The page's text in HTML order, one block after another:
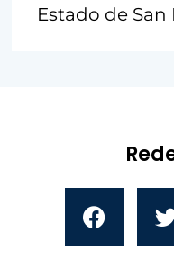
Estado de San